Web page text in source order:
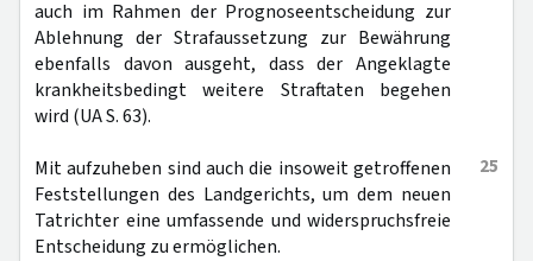
auch im Rahmen der Prognoseentscheidung zur
Ablehnung der Strafaussetzung zur Bewährung
ebenfalls davon ausgeht, dass der Angeklagte
krankheitsbedingt weitere Straftaten begehen
wird (UA S. 63).
25
Mit aufzuheben sind auch die insoweit getroffenen
Feststellungen des Landgerichts, um dem neuen
Tatrichter eine umfassende und widerspruchsfreie
Entscheidung zu ermöglichen.